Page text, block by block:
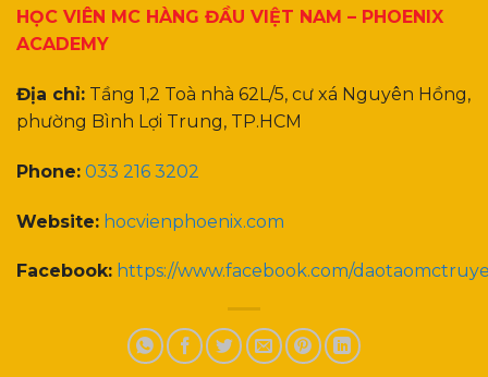
HỌC VIÊN MC HÀNG ĐẦU VIỆT NAM – PHOENIX
ACADEMY
Địa chỉ: Tầng 1,2 Toà nhà 62L/5, cư xá Nguyên Hồng,
phường Bình Lợi Trung, TP.HCM
Phone: 033 216 3202
Website: hocvienphoenix.com
Facebook: https://www.facebook.com/